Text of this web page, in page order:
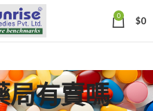
0 $0
局有賣嗎